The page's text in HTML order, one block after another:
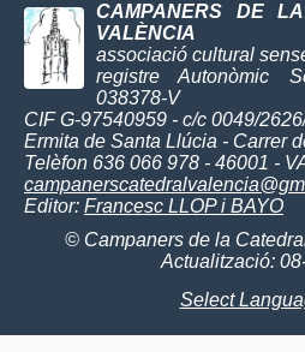
CAMPANERS DE
VALÈNCIA
associació cultural
registre Autonòmic
038378-V
CIF G-97540959 - c/c 0049/
Ermita de Santa Llúcia - Carrer
Telèfon 636 066 978 - 46001 -
Editor: Francesc LLOP i BAYO
© Campaners de la
Actualització:
Select